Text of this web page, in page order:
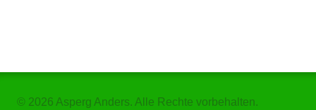
© 2026 Asperg Anders. Alle Rechte vorbehalten.